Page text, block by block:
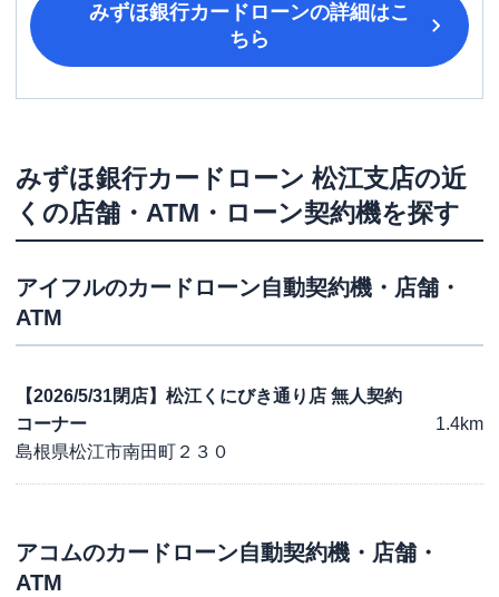
みずほ銀行カードローンの詳細はこ
ちら
みずほ銀行カードローン 松江支店の近
くの店舗・ATM・ローン契約機を探す
アイフルのカードローン自動契約機・店舗・
ATM
【2026/5/31閉店】松江くにびき通り店 無人契約
コーナー
島根県松江市南田町２３０
1.4km
アコムのカードローン自動契約機・店舗・
ATM